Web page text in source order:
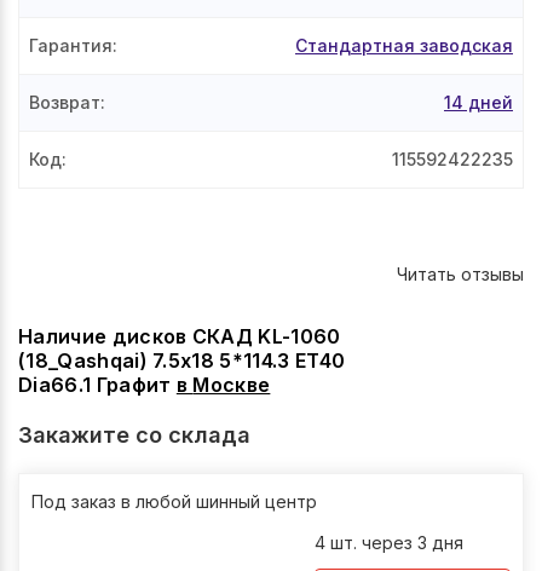
Наличие дисков СКАД KL-1060
(18_Qashqai) 7.5x18 5*114.3 ET40
Dia66.1 Графит в Москве
Закажите со склада
Под заказ в любой шинный центр
4 шт. через 3 дня
Гарантия: Стандартная заводская
Возврат: 14 дней
Код: 115592422235
Читать отзывы